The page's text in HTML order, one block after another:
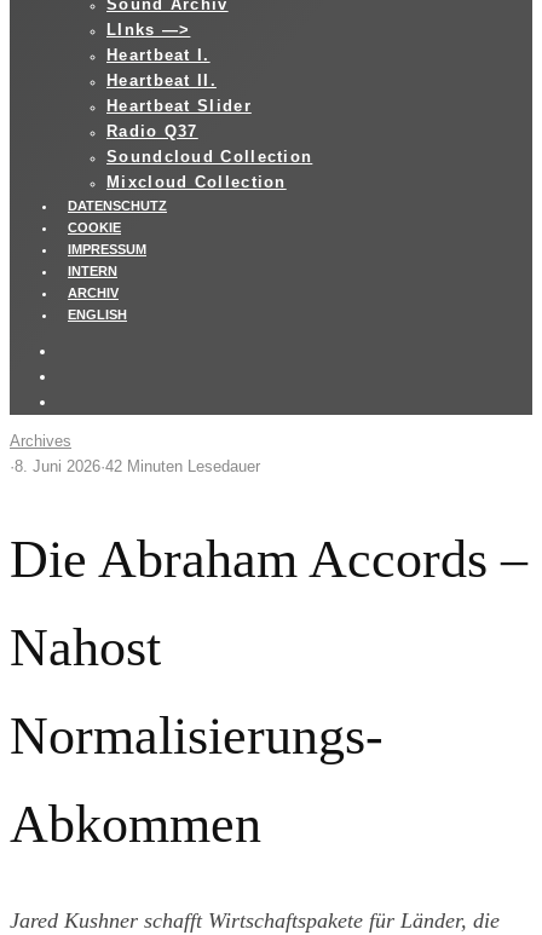
Sound Archiv
LInks —>
Heartbeat I.
Heartbeat II.
Heartbeat Slider
Radio Q37
Soundcloud Collection
Mixcloud Collection
DATENSCHUTZ
COOKIE
IMPRESSUM
INTERN
ARCHIV
ENGLISH
Archives
·8. Juni 2026·42 Minuten Lesedauer
Die Abraham Accords –
Nahost
Normalisierungs-
Abkommen
Jared Kushner schafft Wirtschaftspakete für Länder, die